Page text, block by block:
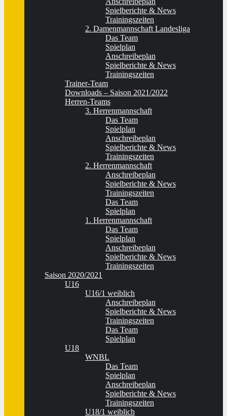
Spielberichte & News
Trainingszeiten
2. Damenmannschaft Landesliga
Das Team
Spielplan
Anschreibeplan
Spielberichte & News
Trainingszeiten
Trainer-Team
Downloads – Saison 2021/2022
Herren-Teams
3. Herrenmannschaft
Das Team
Spielplan
Anschreibeplan
Spielberichte & News
Trainingszeiten
2. Herrenmannschaft
Anschreibeplan
Spielberichte & News
Trainingszeiten
Das Team
Spielplan
1. Herrenmannschaft
Das Team
Spielplan
Anschreibeplan
Spielberichte & News
Trainingszeiten
Saison 2020/2021
U16
U16/1 weiblich
Anschreibeplan
Spielberichte & News
Trainingszeiten
Das Team
Spielplan
U18
WNBL
Das Team
Spielplan
Anschreibeplan
Spielberichte & News
Trainingszeiten
U18/1 weiblich